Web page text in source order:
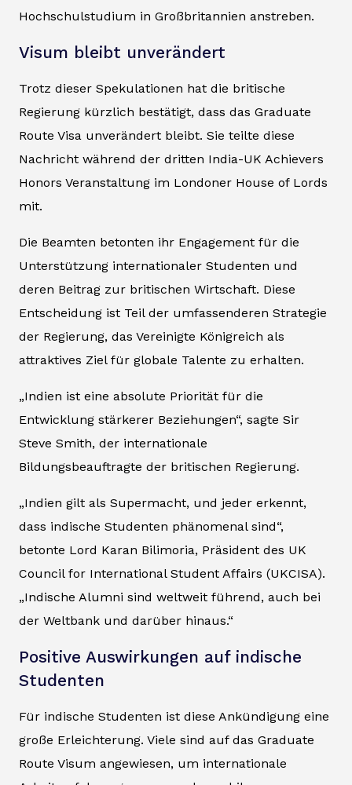
Hochschulstudium in Großbritannien anstreben.
Visum bleibt unverändert
Trotz dieser Spekulationen hat die britische
Regierung kürzlich bestätigt, dass das Graduate
Route Visa unverändert bleibt. Sie teilte diese
Nachricht während der dritten India-UK Achievers
Honors Veranstaltung im Londoner House of Lords
mit.
Die Beamten betonten ihr Engagement für die
Unterstützung internationaler Studenten und
deren Beitrag zur britischen Wirtschaft. Diese
Entscheidung ist Teil der umfassenderen Strategie
der Regierung, das Vereinigte Königreich als
attraktives Ziel für globale Talente zu erhalten.
„Indien ist eine absolute Priorität für die
Entwicklung stärkerer Beziehungen“, sagte Sir
Steve Smith, der internationale
Bildungsbeauftragte der britischen Regierung.
„Indien gilt als Supermacht, und jeder erkennt,
dass indische Studenten phänomenal sind“,
betonte Lord Karan Bilimoria, Präsident des UK
Council for International Student Affairs (UKCISA).
„Indische Alumni sind weltweit führend, auch bei
der Weltbank und darüber hinaus.“
Positive Auswirkungen auf indische
Studenten
Für indische Studenten ist diese Ankündigung eine
große Erleichterung. Viele sind auf das Graduate
Route Visum angewiesen, um internationale